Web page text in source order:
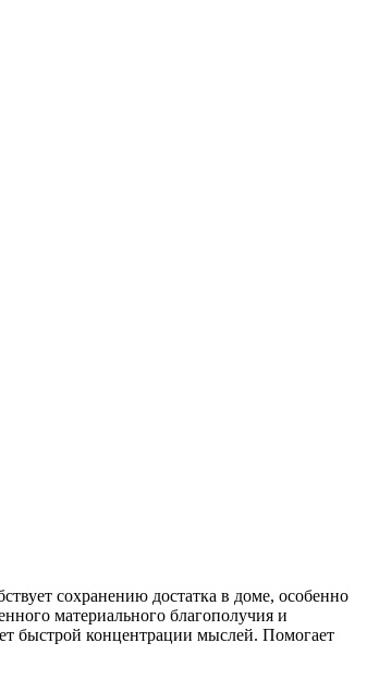
сохранению достатка в доме, особенно
материального благополучия и
быстрой концентрации мыслей. Помогает